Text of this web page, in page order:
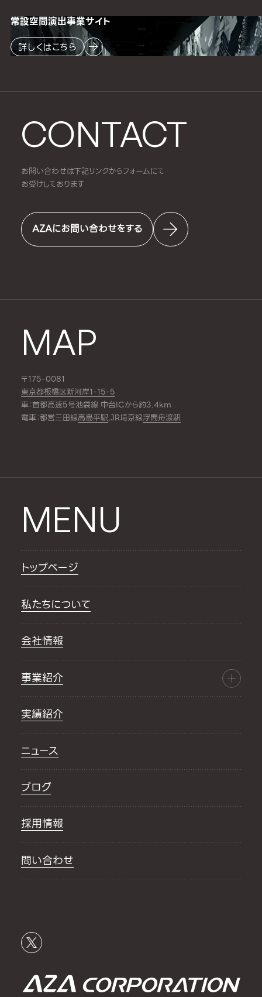
CONTACT
お問い合わせは下記リンクからフォームにて
お受けしております
AZAにお問い合わせをする
MAP
〒175-0081
東京都板橋区新河岸1-15-5
車：首都高速5号池袋線 中台ICから約3.4km
電車：都営三田線高島平駅,JR埼京線浮間舟渡駅
常設空間演出事業サイト
詳しくはこちら
MENU
トップページ
私たちについて
会社情報
事業紹介
実績紹介
ニュース
ブログ
採用情報
問い合わせ